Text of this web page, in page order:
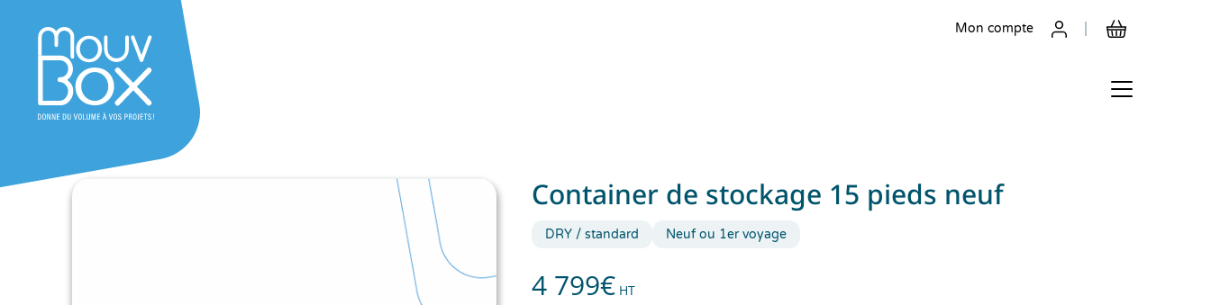
Mon compte
Container de stockage 15 pieds neuf
DRY / standard Neuf ou 1er voyage
4 799€ HT